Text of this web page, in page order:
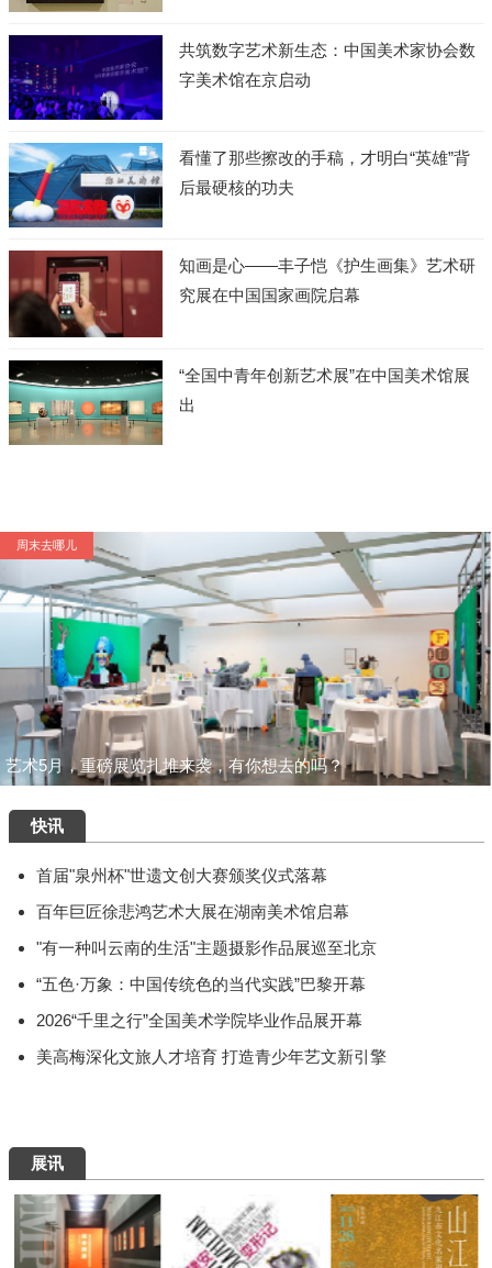
共筑数字艺术新生态：中国美术家协会数
字美术馆在京启动
看懂了那些擦改的手稿，才明白“英雄”背
后最硬核的功夫
知画是心——丰子恺《护生画集》艺术研
究展在中国国家画院启幕
“全国中青年创新艺术展”在中国美术馆展
出
艺术5月，重磅展览扎堆来袭，有你想去的吗？
周末去哪儿
快讯
首届"泉州杯"世遗文创大赛颁奖仪式落幕
百年巨匠徐悲鸿艺术大展在湖南美术馆启幕
"有一种叫云南的生活"主题摄影作品展巡至北京
“五色·万象：中国传统色的当代实践”巴黎开幕
2026“千里之行”全国美术学院毕业作品展开幕
美高梅深化文旅人才培育 打造青少年艺文新引擎
展讯